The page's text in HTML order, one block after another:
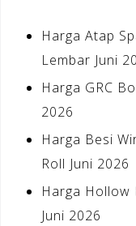
Harga Atap
Lembar Juni
Harga GRC
2026
Harga Besi
Roll Juni 2026
Harga Hollow
Juni 2026